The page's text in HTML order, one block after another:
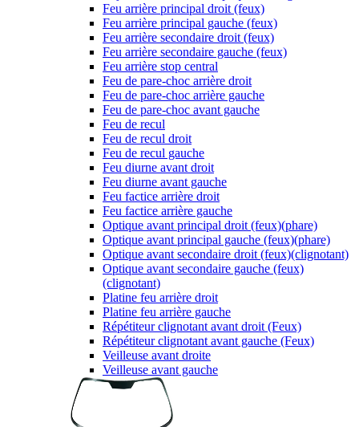
Feu arrière principal droit (feux)
Feu arrière principal gauche (feux)
Feu arrière secondaire droit (feux)
Feu arrière secondaire gauche (feux)
Feu arrière stop central
Feu de pare-choc arrière droit
Feu de pare-choc arrière gauche
Feu de pare-choc avant gauche
Feu de recul
Feu de recul droit
Feu de recul gauche
Feu diurne avant droit
Feu diurne avant gauche
Feu factice arrière droit
Feu factice arrière gauche
Optique avant principal droit (feux)(phare)
Optique avant principal gauche (feux)(phare)
Optique avant secondaire droit (feux)(clignotant)
Optique avant secondaire gauche (feux)
(clignotant)
Platine feu arrière droit
Platine feu arrière gauche
Répétiteur clignotant avant droit (Feux)
Répétiteur clignotant avant gauche (Feux)
Veilleuse avant droite
Veilleuse avant gauche